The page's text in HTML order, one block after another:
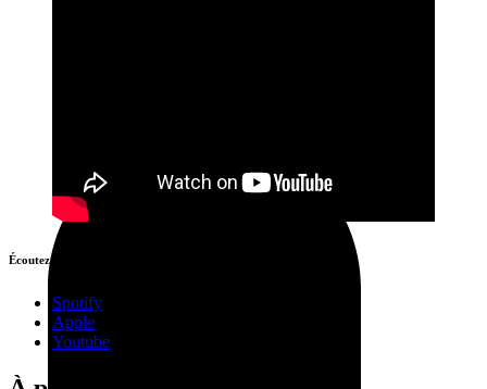
Écoutez-le plus tard:
Spotify
Apple
Youtube